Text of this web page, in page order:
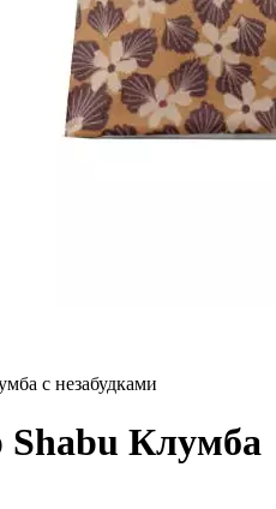
с незабудками
Клумба